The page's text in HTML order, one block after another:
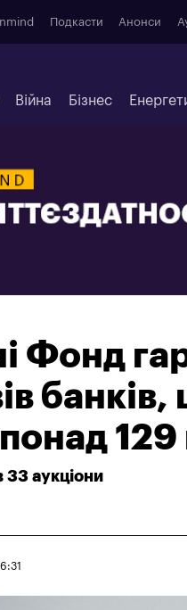
Подкасти Анонси
Війна Бізнес
Фонд
129
33 аукціони